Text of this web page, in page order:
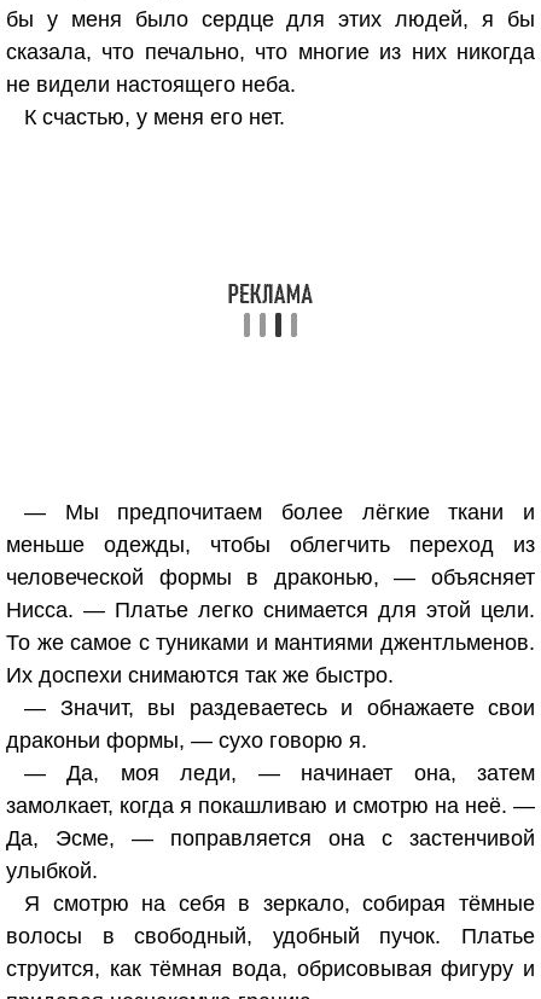
бы у меня было сердце для этих людей, я бы
сказала, что печально, что многие из них никогда
не видели настоящего неба.
К счастью, у меня его нет.
— Мы предпочитаем более лёгкие ткани и
меньше одежды, чтобы облегчить переход из
человеческой формы в драконью, — объясняет
Нисса. — Платье легко снимается для этой цели.
То же самое с туниками и мантиями джентльменов.
Их доспехи снимаются так же быстро.
— Значит, вы раздеваетесь и обнажаете свои
драконьи формы, — сухо говорю я.
— Да, моя леди, — начинает она, затем
замолкает, когда я покашливаю и смотрю на неё. —
Да, Эсме, — поправляется она с застенчивой
улыбкой.
Я смотрю на себя в зеркало, собирая тёмные
волосы в свободный, удобный пучок. Платье
струится, как тёмная вода, обрисовывая фигуру и